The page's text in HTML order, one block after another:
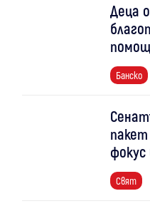
Деца
Банско
Свят